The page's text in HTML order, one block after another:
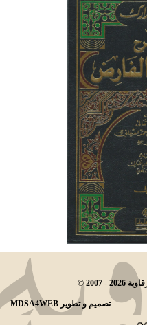
MDSA4WEB تصميم و تطوير